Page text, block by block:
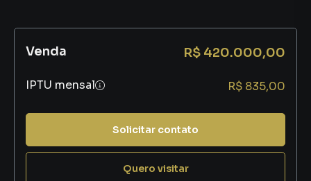
Venda R$ 420.000,00
IPTU mensal R$ 835,00
Solicitar contato
Quero visitar